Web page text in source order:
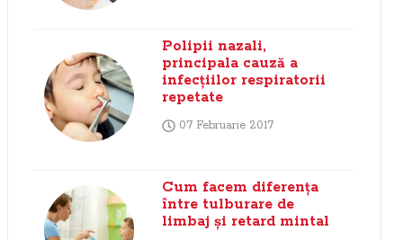
Polipii nazali,
principala cauză a
infecţiilor respiratorii
repetate
07 Februarie 2017
Cum facem diferenţa
între tulburare de
limbaj şi retard mintal